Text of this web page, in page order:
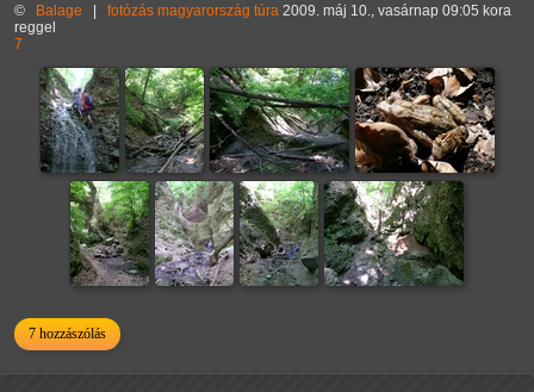
© Balage | fotózás magyarország túra 2009. máj 10., vasárnap 09:05 kora
reggel
7
7 hozzászólás